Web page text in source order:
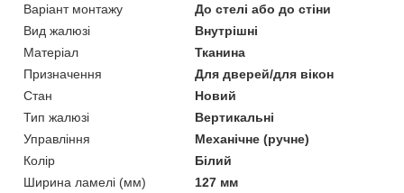
Варіант монтажу
До стелі або до стіни
Вид жалюзі
Внутрішні
Матеріал
Тканина
Призначення
Для дверей/для вікон
Стан
Новий
Тип жалюзі
Вертикальні
Управління
Механічне (ручне)
Колір
Білий
Ширина ламелі (мм)
127 мм